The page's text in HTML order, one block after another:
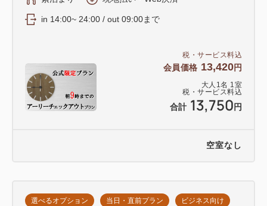
税・サービス料込
会員価格 13,420円
大人 1名 1室
税・サービス料込
合計 13,750 円
in 14:00~ 24:00 / out 09:00まで
空室なし
選べるオプション 当日・直前プラン ビジネス向け